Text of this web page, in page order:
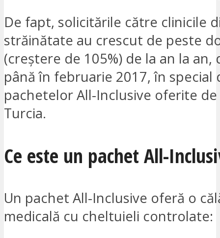
De fapt, solicitările către clinicile
străinătate au crescut de peste
(creștere de 105%) de la an la an,
până în februarie 2017, în special
pachetelor All-Inclusive oferite
Turcia.
Ce este un pachet All-
Un pachet All-Inclusive oferă o
medicală cu cheltuieli controlate: